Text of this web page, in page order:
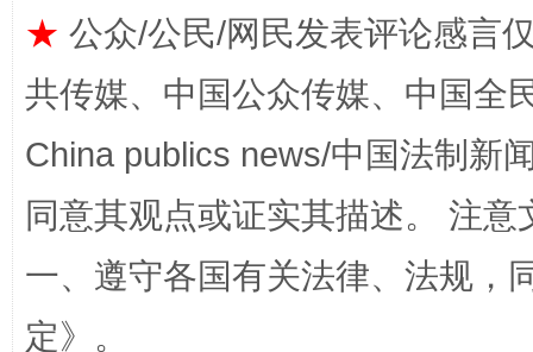
全民健身五年计划来了！等你上场
★ 公众/公民/网民发表评论感言
共传媒、中国公众传媒、中国全
China publics news/中国法制新
同意其观点或证实其描述。 注
一、遵守各国有关法律、法规，
定》。